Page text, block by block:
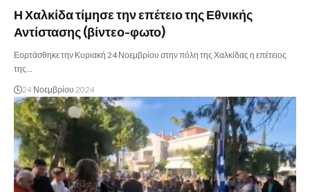
Η Χαλκίδα τίμησε την επέτειο της Εθνικής
Αντίστασης (βίντεο-φωτο)
Εορτάσθηκε την Κυριακή 24 Νοεμβρίου στην πόλη της Χαλκίδας η επέτειος
της…
24 Νοεμβρίου 2024